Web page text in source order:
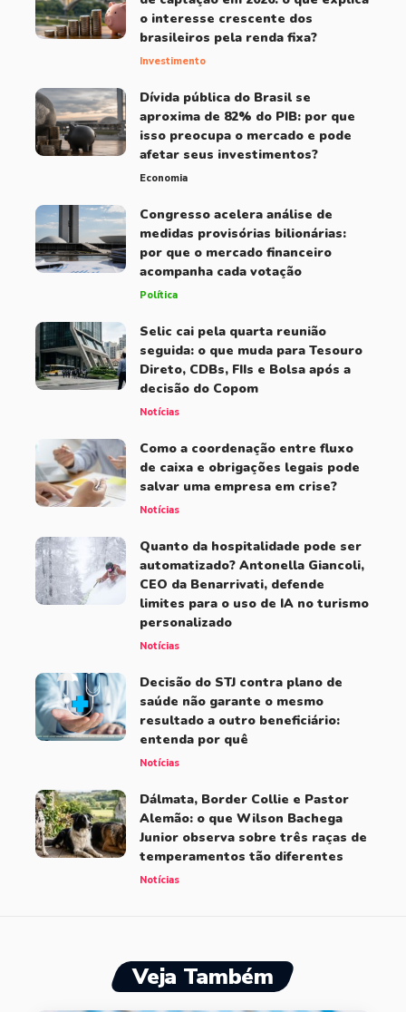
o interesse crescente dos
brasileiros pela renda fixa?
Investimento
Dívida pública do Brasil se
aproxima de 82% do PIB: por que
isso preocupa o mercado e pode
afetar seus investimentos?
Economia
Congresso acelera análise de
medidas provisórias bilionárias:
por que o mercado financeiro
acompanha cada votação
Política
Selic cai pela quarta reunião
seguida: o que muda para Tesouro
Direto, CDBs, FIIs e Bolsa após a
decisão do Copom
Notícias
Como a coordenação entre fluxo
de caixa e obrigações legais pode
salvar uma empresa em crise?
Notícias
Quanto da hospitalidade pode ser
automatizado? Antonella Giancoli,
CEO da Benarrivati, defende
limites para o uso de IA no turismo
personalizado
Notícias
Decisão do STJ contra plano de
saúde não garante o mesmo
resultado a outro beneficiário:
entenda por quê
Notícias
Dálmata, Border Collie e Pastor
Alemão: o que Wilson Bachega
Junior observa sobre três raças de
temperamentos tão diferentes
Notícias
Veja Também